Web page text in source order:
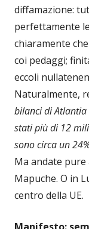
diffamazione:
perfettamente
chiaramente
coi pedaggi;
eccoli
Naturalmente,
bilanci di
stati più di 12
sono circa un
Ma andate
Mapuche. O in
centro della UE.